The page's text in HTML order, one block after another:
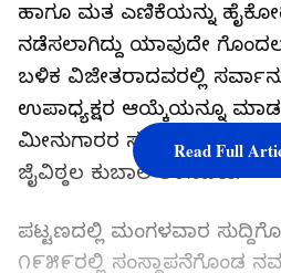
ಹಾಗೂ ಮತ ಎಣಿಕೆಯನ್ನು
ನಡೆಸಲಾಗಿದ್ದು ಯಾವುದೇ
ಬಳಿಕ ವಿಜೇತರಾದವರಲ್ಲಿ
ಉಪಾಧ್ಯಕ್ಷರ ಆಯ್ಕೆಯನ್ನೂ
ಮೀನುಗಾರರ ಸಹಕಾರ ಸಂಘದ
ಜೈವಿಠ್ಠಲ ಕುಬಾಲ ತಿಳಿಸಿದರು.
ಪಟ್ಟಣದಲ್ಲಿ ಮಂಗಳವಾರ
೧೯೫೯ರಲ್ಲಿ ಸಂಸ್ಥಾಪನೆಗೊಂಡ
Read Full